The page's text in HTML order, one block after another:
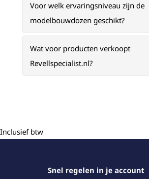
Voor welk ervaringsniveau zijn de
modelbouwdozen geschikt?
Wat voor producten verkoopt
Revellspecialist.nl?
Inclusief btw
Snel regelen in je account